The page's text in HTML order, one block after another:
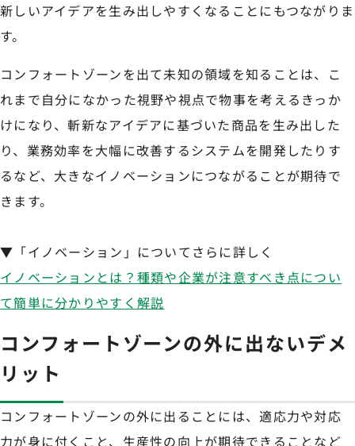
新しいアイデアを生み出しやすくなることにもつながりま
す。
コンフォートゾーンを出て未知の領域を知ることは、こ
れまで自分になかった視野や視点で物事を考えるきっか
けになり、斬新なアイデアに基づいた商品を生み出した
り、業務効率を大幅に改善するシステムを開発したりす
るなど、大きなイノベーションにつながることが期待で
きます。
▼「イノベーション」についてさらに詳しく
イノベーションとは？種類や企業が注意すべき点につい
て簡単に分かりやすく解説
コンフォートゾーンの外に出ないデメ
リット
コンフォートゾーンの外に出ることには、適応力や対応
力が身に付くこと、生産性の向上が期待できることなど